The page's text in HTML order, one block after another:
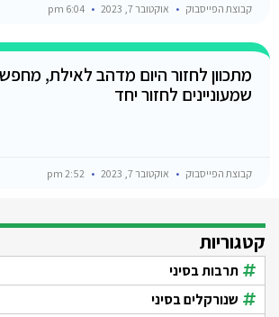
קבוצת הפייסבוק אוקטובר 7, 2023
מתכוון לחזור היום מדהב לאילת,
שמעוניינים לחזור יחד
קבוצת הפייסבוק אוקטובר 7, 2023
קטגוריות
תרבות בסיני
שנורקלים בסיני